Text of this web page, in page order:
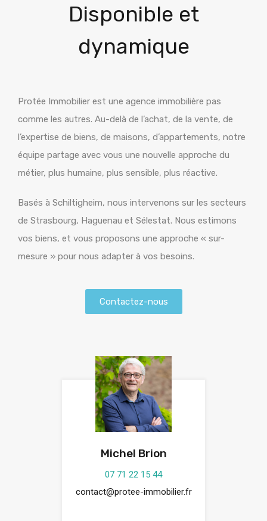
Disponible et
dynamique
Protée Immobilier est une agence immobilière pas
comme les autres. Au-delà de l’achat, de la vente, de
l’expertise de biens, de maisons, d’appartements, notre
équipe partage avec vous une nouvelle approche du
métier, plus humaine, plus sensible, plus réactive.
Basés à Schiltigheim, nous intervenons sur les secteurs
de Strasbourg, Haguenau et Sélestat. Nous estimons
vos biens, et vous proposons une approche « sur-
mesure » pour nous adapter à vos besoins.
Contactez-nous
Michel Brion
07 71 22 15 44‬
contact@protee-immobilier.fr